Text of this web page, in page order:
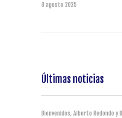
8 agosto 2025
Últimas noticias
Bienvenidos, Alberto Redondo y